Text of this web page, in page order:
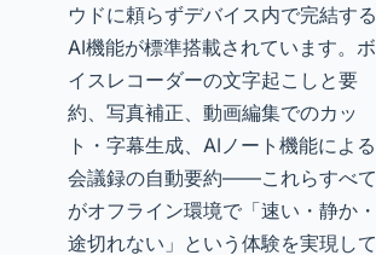
ウドに頼らずデバイス内で完結する
AI機能が標準搭載されています。ボ
イスレコーダーの文字起こしと要
約、写真補正、動画編集でのカッ
ト・字幕生成、AIノート機能による
会議録の自動要約——これらすべて
がオフライン環境で「速い・静か・
途切れない」という体験を実現して